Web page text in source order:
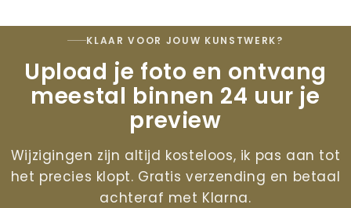
KLAAR VOOR JOUW KUNSTWERK?
Upload je foto en ontvang
meestal binnen 24 uur je
preview
Wijzigingen zijn altijd kosteloos, ik pas aan tot
het precies klopt. Gratis verzending en betaal
achteraf met Klarna.